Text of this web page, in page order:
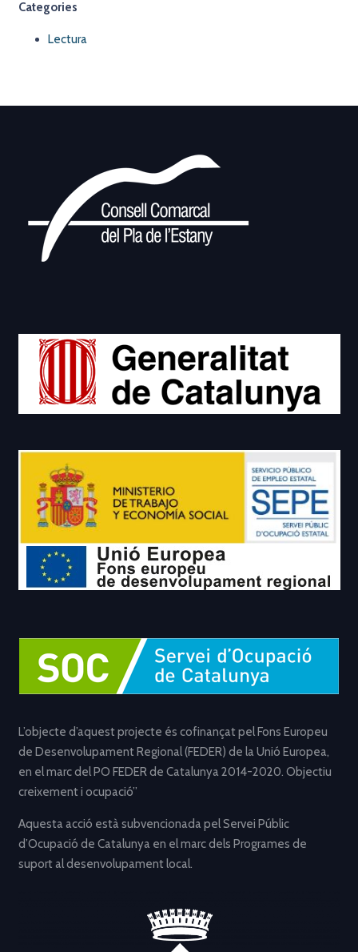
Categories
Lectura
L’objecte d’aquest projecte és cofinançat pel Fons Europeu
de Desenvolupament Regional (FEDER) de la Unió Europea,
en el marc del PO FEDER de Catalunya 2014-2020. Objectiu
creixement i ocupació”
Aquesta acció està subvencionada pel Servei Públic
d’Ocupació de Catalunya en el marc dels Programes de
suport al desenvolupament local.